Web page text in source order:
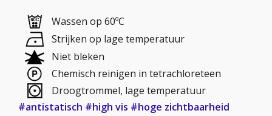
Wassen op 60ºC
Strijken op lage temperatuur
Niet bleken
Chemisch reinigen in tetrachloreteen
Droogtrommel, lage temperatuur
#antistatisch #high vis #hoge zichtbaarheid